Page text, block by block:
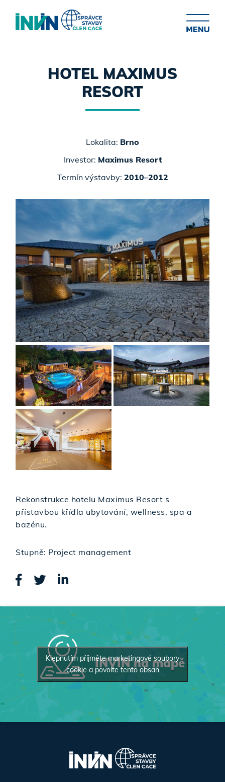
HOTEL MAXIMUS
RESORT
Lokalita: Brno
Investor: Maximus Resort
Termín výstavby: 2010–2012
Rekonstrukce hotelu Maximus Resort s
přístavbou křídla ubytování, wellness, spa a
bazénu.
Stupně: Project management
INVIN na mapě
Klepnutím přijměte marketingové soubory
cookie a povolte tento obsah